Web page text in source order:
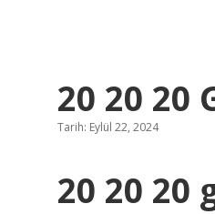
20 20 20
Tarih: Eylül 22, 2024
20 20 20